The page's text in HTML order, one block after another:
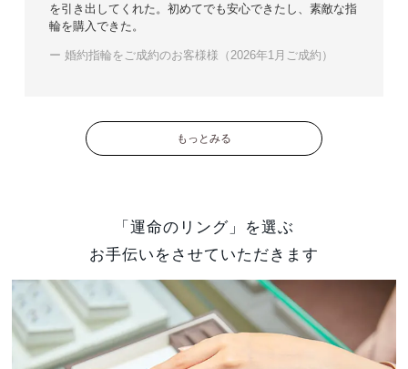
を引き出してくれた。初めてでも安心できたし、素敵な指
輪を購入できた。
ー 婚約指輪をご成約のお客様様（2026年1月ご成約）
もっとみる
「運命のリング」を選ぶ
お手伝いをさせていただきます